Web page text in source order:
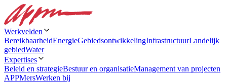
Werkvelden
BereikbaarheidEnergieGebiedsontwikkelingInfrastructuurLandelijk
gebiedWater
Expertises
Beleid en strategieBestuur en organisatieManagement van projecten
APPMersWerken bij